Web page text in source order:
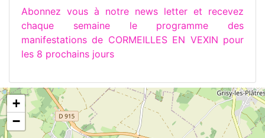
Abonnez vous à notre news letter et recevez
chaque semaine le programme des
manifestations de CORMEILLES EN VEXIN pour
les 8 prochains jours
+
−